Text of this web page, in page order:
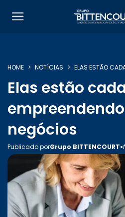
SOBRE NÓS
SERVIÇOS
INSIGHTS
HOME NOTÍCIAS ELAS ESTÃO CADA
Elas estão
negócios
Publicado porGrupo BITTENCOURT•